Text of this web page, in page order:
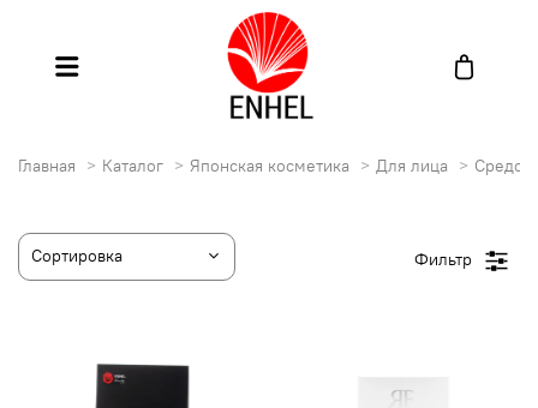
Главная Каталог Японская косметика Для лица
Фильтр